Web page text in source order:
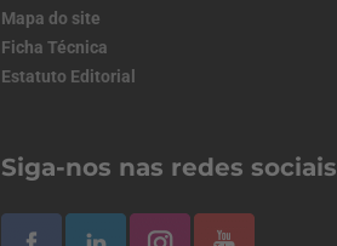
Mapa do site
Ficha Técnica
Estatuto Editorial
Siga-nos nas redes sociais